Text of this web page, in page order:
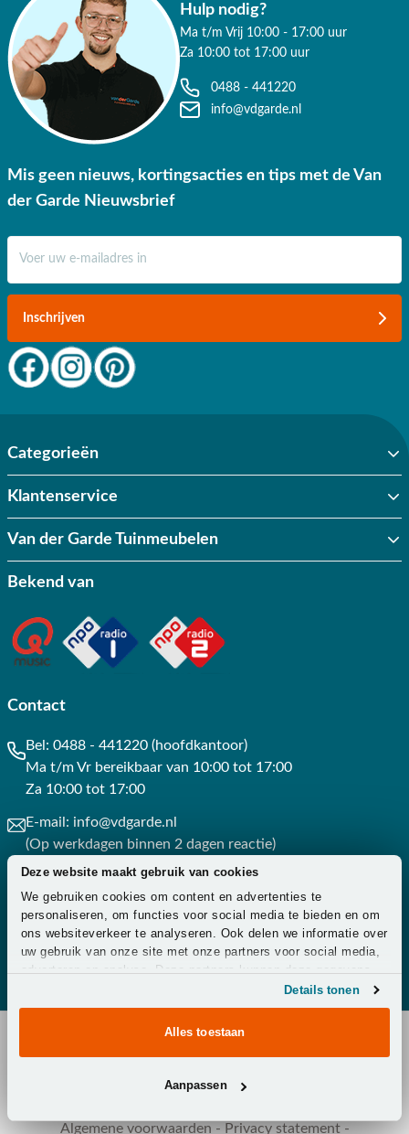
Deze website maakt gebruik van cookies
We gebruiken cookies om content en advertenties te
personaliseren, om functies voor social media te bieden en om
ons websiteverkeer te analyseren. Ook delen we informatie over
uw gebruik van onze site met onze partners voor social media,
adverteren en analyse. Deze partners kunnen deze gegevens
combineren met andere informatie die u aan ze heeft verstrekt
of die ze hebben verzameld op basis van uw gebruik van hun
Details tonen
Alles toestaan
Aanpassen
Hulp nodig?
Ma t/m Vrij 10:00 - 17:00 uur
Za 10:00 tot 17:00 uur
0488 - 441220
info@vdgarde.nl
Mis geen nieuws, kortingsacties en tips met de Van
der Garde Nieuwsbrief
Inschrijven
Categorieën
Klantenservice
Van der Garde Tuinmeubelen
Bekend van
Contact
Bel: 0488 - 441220 (hoofdkantoor)
Ma t/m Vr bereikbaar van 10:00 tot 17:00
Za 10:00 tot 17:00
E-mail: info@vdgarde.nl
(Op werkdagen binnen 2 dagen reactie)
Whatsapp: 0488441220
(Op werkdagen binnen 3 uur reactie)
Contact
Copyright © 2026 - Van der Garde Tuinmeubelen -
Algemene voorwaarden - Privacy statement-